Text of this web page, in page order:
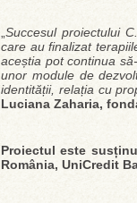
Succesul proiectului
care au finalizat
aceștia pot continua
unor module de
identității, relația cu
Luciana Zaharia,
Proiectul este
România, UniCredit